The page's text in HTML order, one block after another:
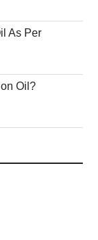
As Per
Oil?